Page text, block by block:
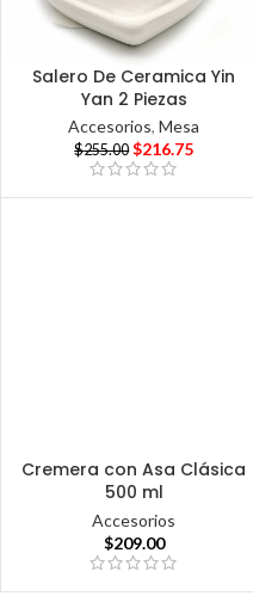
Salero De Ceramica Yin
Yan 2 Piezas
Accesorios,Mesa
$255.00 $216.75
Cremera con Asa Clásica
500 ml
Accesorios
$209.00